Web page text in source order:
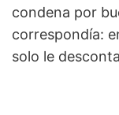
condena por
correspondía:
solo le